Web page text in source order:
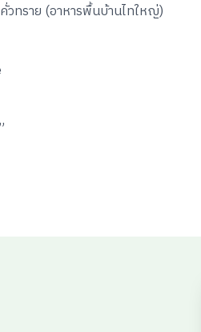
ทราย (อาหารพื้นบ้านไทใหญ่)